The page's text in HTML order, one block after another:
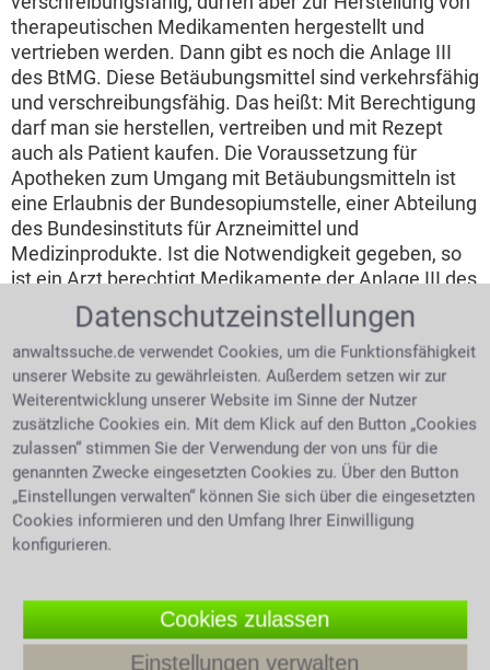
therapeutischen Medikamenten hergestellt und
vertrieben werden. Dann gibt es noch die Anlage III
des BtMG. Diese Betäubungsmittel sind verkehrsfähig
und verschreibungsfähig. Das heißt: Mit Berechtigung
darf man sie herstellen, vertreiben und mit Rezept
auch als Patient kaufen. Die Voraussetzung für
Apotheken zum Umgang mit Betäubungsmitteln ist
eine Erlaubnis der Bundesopiumstelle, einer Abteilung
des Bundesinstituts für Arzneimittel und
Medizinprodukte. Ist die Notwendigkeit gegeben, so
ist ein Arzt berechtigt Medikamente der Anlage III des
Betäubungsmittelgesetzes zu verschreiben. Wurden
Sie einesBTMGVergehens beschuldigt, nehmen Sie
Kontakt mit einem Anwalt für Strafrecht in Karlsruhe
Ost auf.
Drogenerkennung im Straßenverkehr
Frau hält eine Kapsel Extasy
Ist die Einnahme von
Betäubungsmitteln
notwendig, so ist es
teilzunehmen. Bei
Missachtung der Straßenverkehrsordnung und der
Gefährdung anderer Verkehrsteilnehmer wird ein
Datenschutzeinstellungen
anwaltssuche.de verwendet Cookies, um die Funktionsfähigkeit
unserer Website zu gewährleisten. Außerdem setzen wir zur
Weiterentwicklung unserer Website im Sinne der Nutzer
zusätzliche Cookies ein. Mit dem Klick auf den Button „Cookies
zulassen“ stimmen Sie der Verwendung der von uns für die
genannten Zwecke eingesetzten Cookies zu. Über den Button
„Einstellungen verwalten“ können Sie sich über die eingesetzten
Cookies informieren und den Umfang Ihrer Einwilligung
konfigurieren.
Cookies zulassen
Einstellungen verwalten